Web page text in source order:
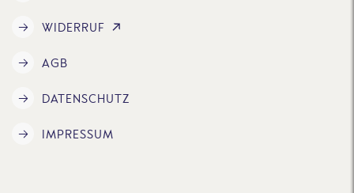
WIDERRUF
AGB
DATENSCHUTZ
IMPRESSUM